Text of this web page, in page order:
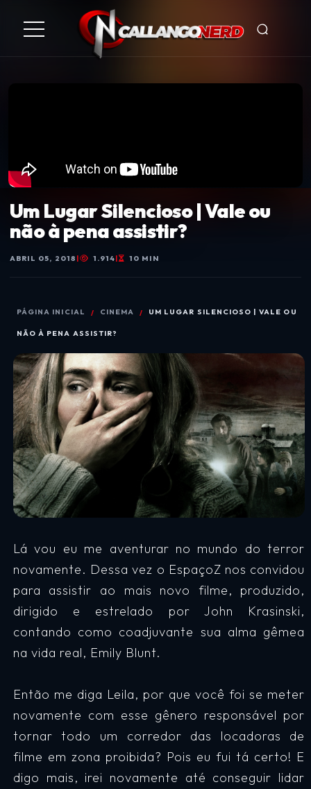
Um Lugar Silencioso | Vale ou
não à pena assistir?
ABRIL 05, 2018 | 1.914| 10 MIN
PÁGINA INICIAL CINEMA UM LUGAR SILENCIOSO | VALE OU
NÃO À PENA ASSISTIR?
Lá vou eu me aventurar no mundo do terror
novamente. Dessa vez o EspaçoZ nos convidou
para assistir ao mais novo filme, produzido,
dirigido e estrelado por John Krasinski,
contando como coadjuvante sua alma gêmea
na vida real, Emily Blunt.
Então me diga Leila, por que você foi se meter
novamente com esse gênero responsável por
tornar todo um corredor das locadoras de
filme em zona proibida? Pois eu fui tá certo! E
digo mais, irei novamente até conseguir lidar